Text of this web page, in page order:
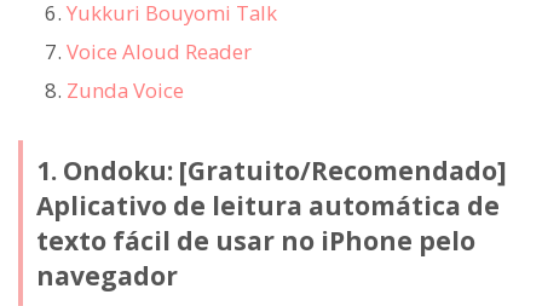
Yukkuri Bouyomi Talk
Voice Aloud Reader
Zunda Voice
1. Ondoku: [Gratuito/Recomendado]
Aplicativo de leitura automática de
texto fácil de usar no iPhone pelo
navegador